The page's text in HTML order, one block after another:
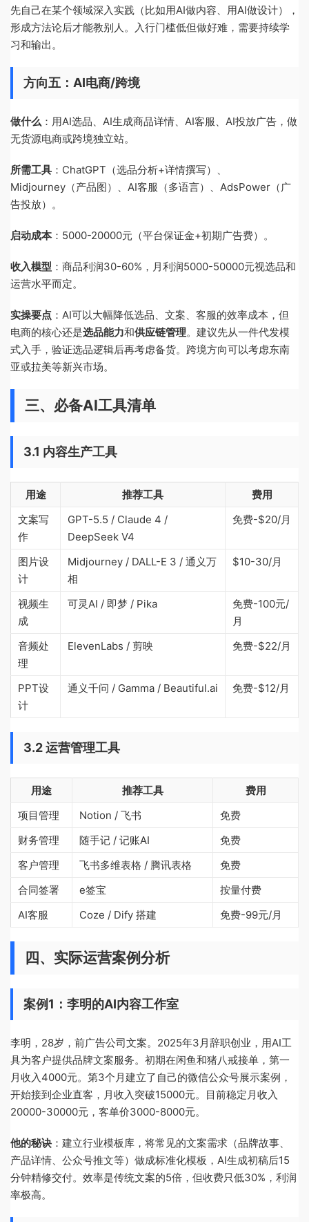
先自己在某个领域深入实践（比如用AI做内容、用AI做设计），
形成方法论后才能教别人。入行门槛低但做好难，需要持续学
习和输出。
方向五：AI电商/跨境
做什么 ：用AI选品、AI生成商品详情、AI客服、AI投放广告，做
无货源电商或跨境独立站。
所需工具 ：ChatGPT（选品分析+详情撰写）、
Midjourney（产品图）、AI客服（多语言）、AdsPower（广
告投放）。
启动成本：5000-20000元（平台保证金+初期广告费）。
收入模型 ：商品利润30-60%，月利润5000-50000元视选品和
运营水平而定。
实操要点 ：AI可以大幅降低选品、文案、客服的效率成本，但
电商的核心还是选品能力和供应链管理。建议先从一件代发模
式入手，验证选品逻辑后再考虑备货。跨境方向可以考虑东南
亚或拉美等新兴市场。
三、必备AI工具清单
3.1 内容生产工具
用途 推荐工具
费用
文案写
作
GPT-5.5 / Claude 4 /
DeepSeek V4
免费-$20/月
图片设
计
Midjourney / DALL-E 3 / 通义万
相
$10-30/月
视频生
成
可灵AI / 即梦 / Pika
免费-100元/
月
音频处
理
ElevenLabs / 剪映 免费-$22/月
PPT设
计
通义千问 / Gamma / Beautiful.ai 免费-$12/月
3.2 运营管理工具
用途 推荐工具
费用
项目管理
Notion / 飞书
免费
财务管理
随手记 / 记账AI
免费
客户管理
飞书多维表格 / 腾讯表格
免费
合同签署
e签宝
按量付费
AI客服
Coze / Dify 搭建 免费-99元/月
四、实际运营案例分析
案例1：李明的AI内容工作室
李明，28岁，前广告公司文案。2025年3月辞职创业，用AI工
具为客户提供品牌文案服务。初期在闲鱼和猪八戒接单，第一
月收入4000元。第3个月建立了自己的微信公众号展示案例，
开始接到企业直客，月收入突破15000元。目前稳定月收入
20000-30000元，客单价3000-8000元。
他的秘诀 ：建立行业模板库，将常见的文案需求（品牌故事、
产品详情、公众号推文等）做成标准化模板，AI生成初稿后15
分钟精修交付。效率是传统文案的5倍，但收费只低30%，利润
率极高。